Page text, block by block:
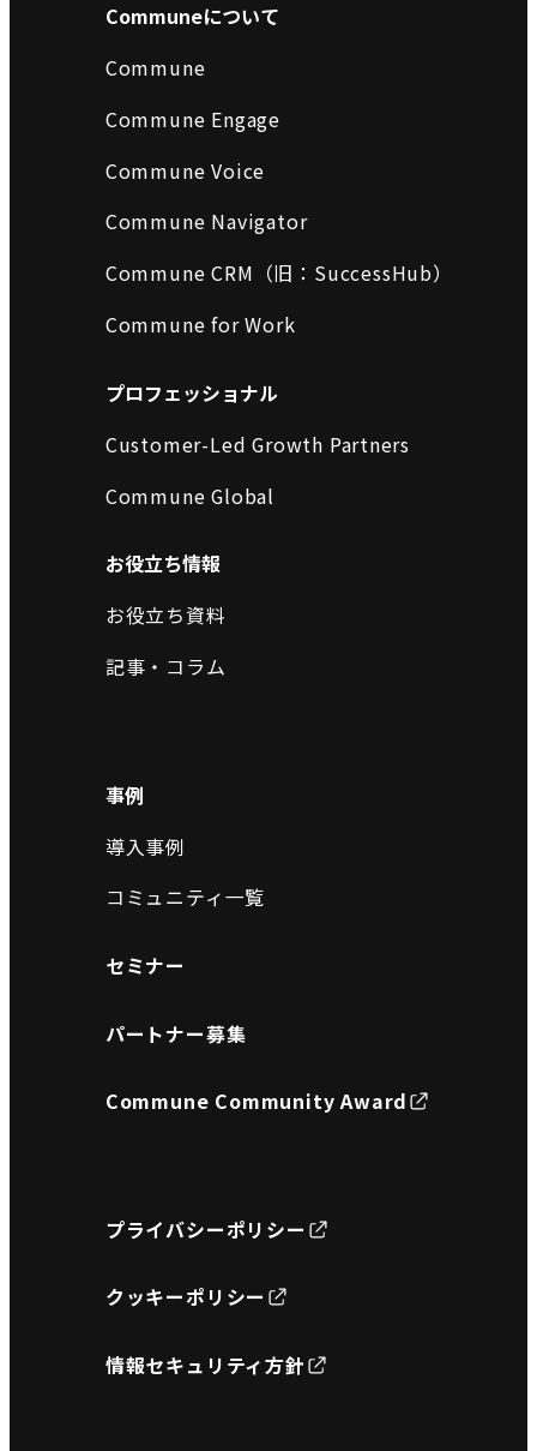
Communeについて
Commune
Commune Engage
Commune Voice
Commune Navigator
Commune CRM（旧：SuccessHub）
Commune for Work
プロフェッショナル
Customer-Led Growth Partners
Commune Global
お役立ち情報
お役立ち資料
記事・コラム
事例
導入事例
コミュニティ一覧
セミナー
パートナー募集
Commune Community Award
プライバシーポリシー
クッキーポリシー
情報セキュリティ方針